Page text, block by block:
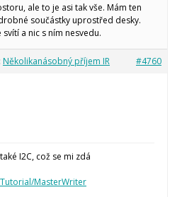
ale to je asi tak vše. Mám ten
součástky uprostřed desky.
a nic s ním nesvedu.
Několikanásobný příjem IR #4760
I2C, což se mi zdá
MasterWriter